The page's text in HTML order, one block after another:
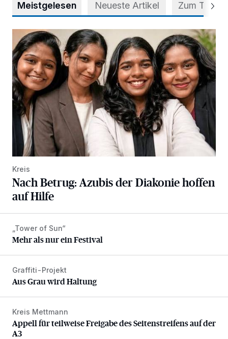
Meistgelesen Neueste Artikel Zum Thema
Nach Betrug: Azubis der Diakonie hoffen auf Hilfe
Kreis
Nach Betrug: Azubis der Diakonie hoffen
auf Hilfe
Mehr als nur ein Festival
„Tower of Sun“
Mehr als nur ein Festival
Aus Grau wird Haltung
Graffiti-Projekt
Aus Grau wird Haltung
Appell für teilweise Freigabe des Seitenstreifens auf der A3
Kreis Mettmann
Appell für teilweise Freigabe des Seitenstreifens auf der
A3